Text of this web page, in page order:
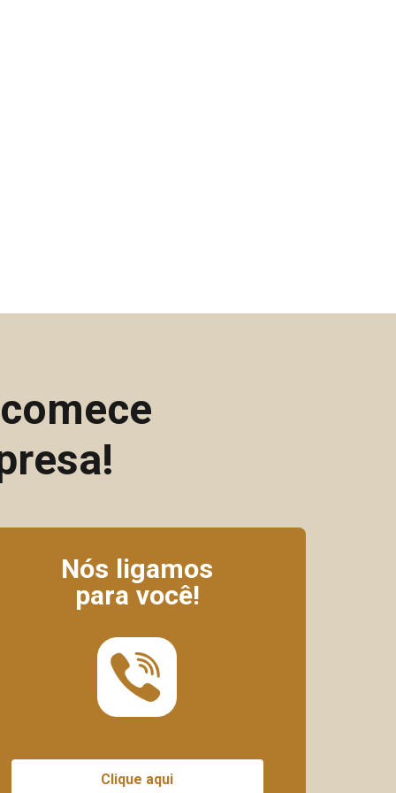
Nós ligamos
para você!
Clique aqui